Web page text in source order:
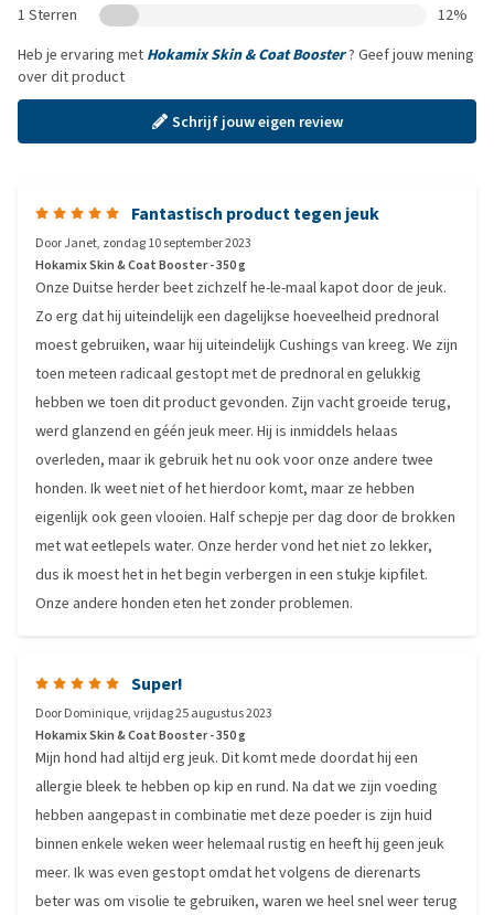
1 Sterren
12%
Heb je ervaring met Hokamix Skin & Coat Booster? Geef jouw mening
over dit product
Schrijf jouw eigen review
Fantastisch product tegen jeuk
DoorJanet, zondag 10 september 2023
Hokamix Skin & Coat Booster - 350 g
Onze Duitse herder beet zichzelf he-le-maal kapot door de jeuk.
Zo erg dat hij uiteindelijk een dagelijkse hoeveelheid prednoral
moest gebruiken, waar hij uiteindelijk Cushings van kreeg. We zijn
toen meteen radicaal gestopt met de prednoral en gelukkig
hebben we toen dit product gevonden. Zijn vacht groeide terug,
werd glanzend en géén jeuk meer. Hij is inmiddels helaas
overleden, maar ik gebruik het nu ook voor onze andere twee
honden. Ik weet niet of het hierdoor komt, maar ze hebben
eigenlijk ook geen vlooien. Half schepje per dag door de brokken
met wat eetlepels water. Onze herder vond het niet zo lekker,
dus ik moest het in het begin verbergen in een stukje kipfilet.
Onze andere honden eten het zonder problemen.
Super!
DoorDominique,vrijdag 25 augustus 2023
Hokamix Skin & Coat Booster - 350 g
Mijn hond had altijd erg jeuk. Dit komt mede doordat hij een
allergie bleek te hebben op kip en rund. Na dat we zijn voeding
hebben aangepast in combinatie met deze poeder is zijn huid
binnen enkele weken weer helemaal rustig en heeft hij geen jeuk
meer. Ik was even gestopt omdat het volgens de dierenarts
beter was om visolie te gebruiken, waren we heel snel weer terug